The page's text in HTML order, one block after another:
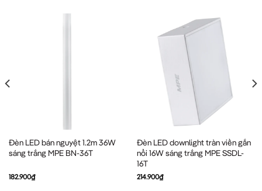
Đèn LED bán nguyệt 1.2m 36W
sáng trắng MPE BN-36T
182.900₫
Đèn LED downlight tràn viền gắn
nổi 16W sáng trắng MPE SSDL-
16T
214.900₫